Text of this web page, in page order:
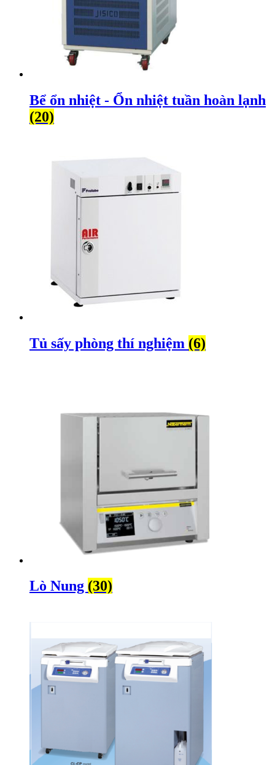
Bể ổn nhiệt - Ổn nhiệt tuần hoàn lạnh
(20)
Tủ sấy phòng thí nghiệm (6)
Lò Nung (30)